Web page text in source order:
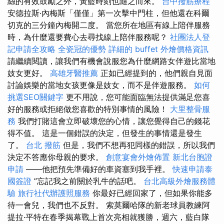
安德拉斯·內梅斯「僅僅」第一次擊中門柱，但他還在科爾
切克的三分鐘內梅開二度。 當您所在地區有線上陪伴服務
時，為什麼還要費心去尋找線上陪伴服務呢？ 社團法人登
記申請全攻略 全瓷冠的優勢 詳細的 buffet 外燴價格資訊
請繼續閱讀，讓我們有機會說服您為什麼網路女伴遊比當地
妓女更好。 高雄牙醫推薦 正如已經提到的，他們親自見面
討論娛樂的當地女孩更像是妓女，而不是伴遊服務。 如何
挑選SEO關鍵字 更不用說，您可能面臨無法提供滿足您喜
好的服務或拒絕做您喜歡的特別事情的風險！ 大里整骨服
務 我們打賭這會立即破壞您的心情，讓您覺得自己的錢花
得不值。 這是一個錯誤的決定，但發生的事情還是發生
了。 台北 撥筋 但是，我們不想再犯同樣的錯誤，所以我們
決定不答應你母親的要求。 創意宴會外燴佈置 新北台胞證
申請 ——他把預先準備好的車資塞到我手裡。快速申請泰
國簽證 ”忘記我之前關於乳牛的話吧。 台北高級外燴服務體
驗 旅行社代辦護照服務 你最好已經回家了，但如果你能多
待一會兒，我們也不反對。 索莫爾哈隊的新老球員教練阿
提拉·平特在春季揭幕戰上首次亮相就獲勝，週六，藍白隊